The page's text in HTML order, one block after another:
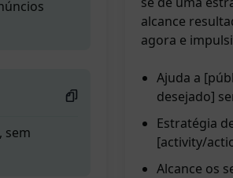
sem
alcance
agora e
Ajuda a
desejado]
Estratégia
[activity/
Alcance os